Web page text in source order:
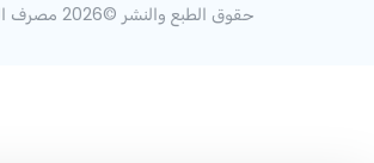
حقوق الطبع والنشر ©2026 مصرف الراجحي.